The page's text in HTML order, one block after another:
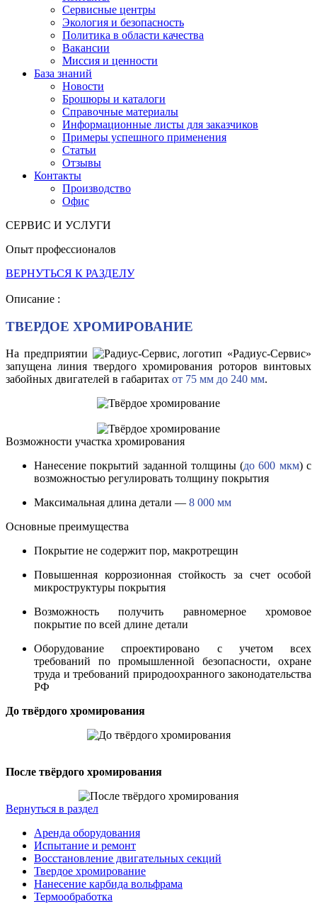
Сервисные центры
Экология и безопасность
Политика в области качества
Вакансии
Миссия и ценности
База знаний
Новости
Брошюры и каталоги
Справочные материалы
Информационные листы для заказчиков
Примеры успешного применения
Статьи
Отзывы
Контакты
Производство
Офис
СЕРВИС И УСЛУГИ
Опыт профессионалов
ВЕРНУТЬСЯ К РАЗДЕЛУ
Описание :
ТВЕРДОЕ ХРОМИРОВАНИЕ
На предприятии
«Радиус-Сервис»
запущена линия твердого хромирования роторов винтовых
забойных двигателей в габаритах от 75 мм до 240 мм.
Возможности участка хромирования
Нанесение покрытий заданной толщины (до 600 мкм) с
возможностью регулировать толщину покрытия
Максимальная длина детали — 8 000 мм
Основные преимущества
Покрытие не содержит пор, макротрещин
Повышенная коррозионная стойкость за счет особой
микроструктуры покрытия
Возможность получить равномерное хромовое
покрытие по всей длине детали
Оборудование спроектировано с учетом всех
требований по промышленной безопасности, охране
труда и требований природоохранного законодательства
РФ
До твёрдого хромирования
После твёрдого хромирования
Вернуться в раздел
Аренда оборудования
Испытание и ремонт
Восстановление двигательных секций
Твердое хромирование
Нанесение карбида вольфрама
Термообработка